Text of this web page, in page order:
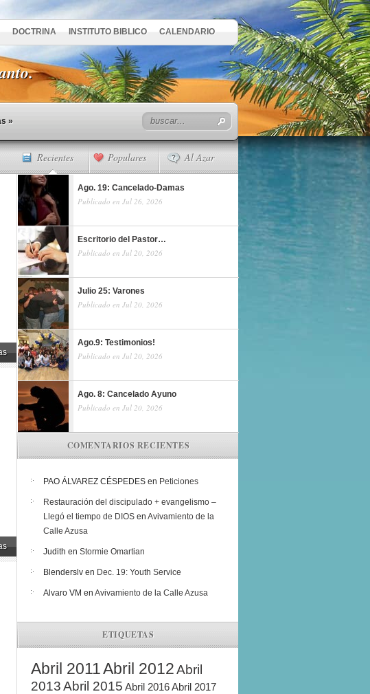
DOCTRINA INSTITUTO BIBLICO CALENDARIO
»
Recientes Populares Al Azar
Ago. 19: Cancelado-Damas
Publicado en Jul 26, 2026
Escritorio del Pastor…
Publicado en Jul 20, 2026
Julio 25: Varones
Publicado en Jul 20, 2026
Ago.9: Testimonios!
Publicado en Jul 20, 2026
Ago. 8: Cancelado Ayuno
Publicado en Jul 20, 2026
COMENTARIOS RECIENTES
PAO ÁLVAREZ CÉSPEDES en Peticiones
Restauración del discipulado + evangelismo –
Llegó el tiempo de DIOS en Avivamiento de la
Calle Azusa
Judith en Stormie Omartian
Blenderslv en Dec. 19: Youth Service
Alvaro VM en Avivamiento de la Calle Azusa
ETIQUETAS
Abril 2011Abril 2012Abril
2013Abril 2015 Abril 2016Abril 2017